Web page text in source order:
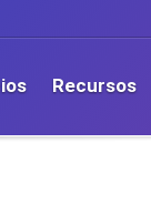
Recursos